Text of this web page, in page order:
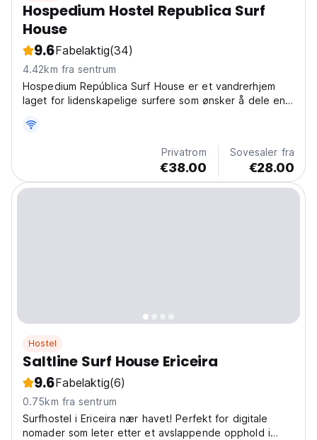
Hospedium Hostel Republica Surf
House
9.6Fabelaktig(34)
4.42km fra sentrum
Hospedium República Surf House er et vandrerhjem
laget for lidenskapelige surfere som ønsker å dele en
gode vibber midt i Ericeira World Surfing Reserve.
Privatrom
€38.00
Sovesaler fra
€28.00
Hostel
Saltline Surf House Ericeira
9.6Fabelaktig(6)
0.75km fra sentrum
Surfhostel i Ericeira nær havet! Perfekt for digitale
nomader som leter etter et avslappende opphold i